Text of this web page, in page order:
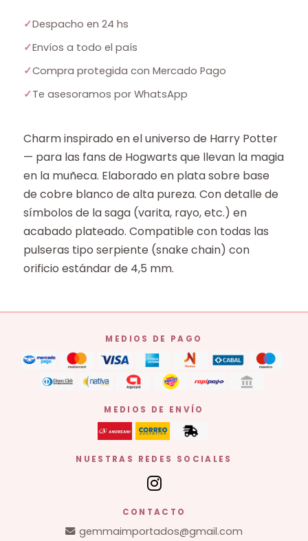
✓Despacho en 24 hs
✓Envíos a todo el país
✓Compra protegida con Mercado Pago
✓Te asesoramos por WhatsApp
Charm inspirado en el universo de Harry Potter
— para las fans de Hogwarts que llevan la magia
en la muñeca. Elaborado en plata sobre base
de cobre blanco de alta pureza. Con detalle de
símbolos de la saga (varita, rayo, etc.) en
acabado plateado. Compatible con todas las
pulseras tipo serpiente (snake chain) con
orificio estándar de 4,5 mm.
MEDIOS DE PAGO
MEDIOS DE ENVÍO
NUESTRAS REDES SOCIALES
CONTACTO
gemmaimportados@gmail.com